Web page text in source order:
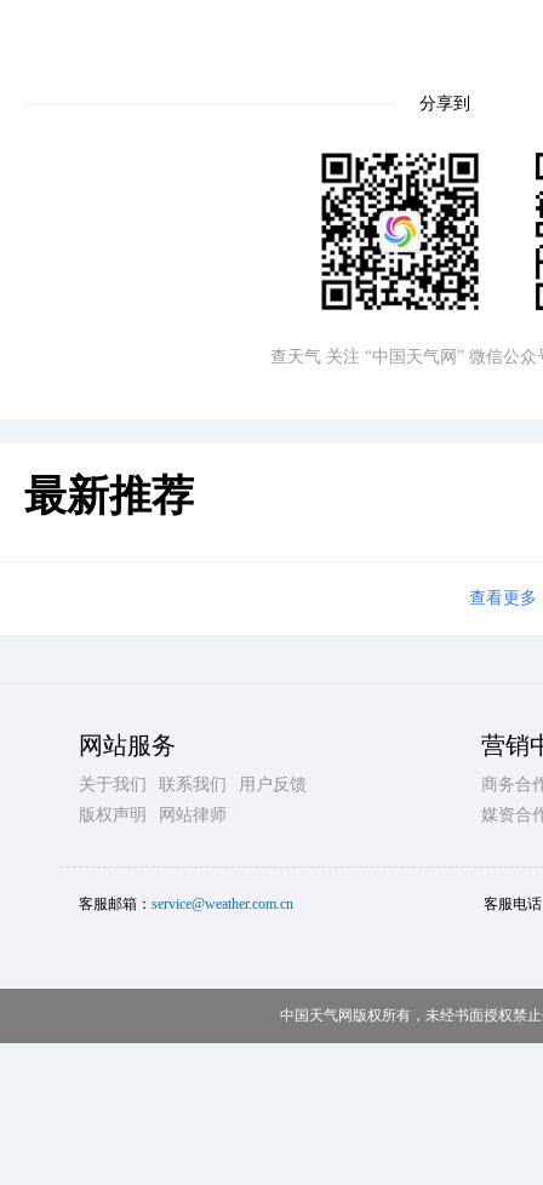
分享到
查天气 关注 “中国天气网” 微信公众
最新推荐
查看更多
网站服务
关于我们 联系我们
用户反馈
版权声明
网站律师
营销
商务合
媒资合
客服邮箱： service@weather.com.cn 客服电
中国天气网版权所有，未经书面授权